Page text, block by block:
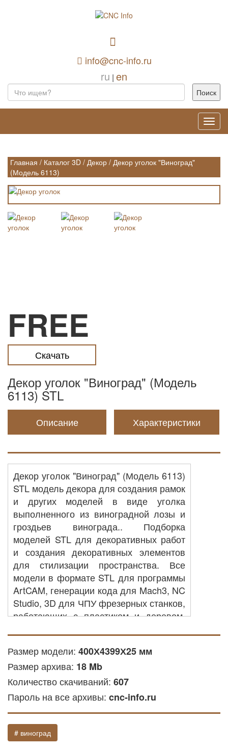
info@cnc-info.ru
ru | en
Главная / Каталог 3D / Декор / Декор уголок "Виноград"
(Модель 6113)
FREE
Скачать
Декор уголок "Виноград" (Модель
6113) STL
Описание Характеристики
Декор уголок "Виноград" (Модель 6113)
STL модель декора для создания рамок
и других моделей в виде уголка
выполненного из виноградной лозы и
гроздьев винограда.. Подборка
моделей STL для декоративных работ
и создания декоративных элементов
для стилизации пространства. Все
модели в формате STL для программы
ArtCAM, генерации кода для Mach3, NC
Studio, 3D для ЧПУ фрезерных станков,
работающих с пластиком и деревом.
станках для домашнего использования,
но и на промышленных станках с ЧПУ.
Размер модели: 400Х4399Х25 мм
Размер архива: 18 Mb
Количество скачиваний: 607
Пароль на все архивы: cnc-info.ru
# виноград